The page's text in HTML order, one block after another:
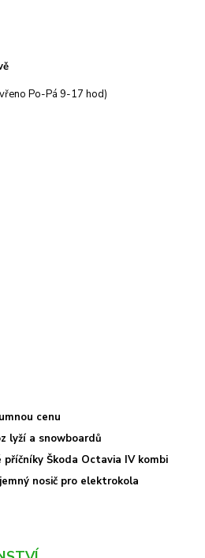
Po-Pá 9-17 hod)
cenu
lyží a snowboardů
Škoda Octavia IV kombi
nosič pro elektrokola